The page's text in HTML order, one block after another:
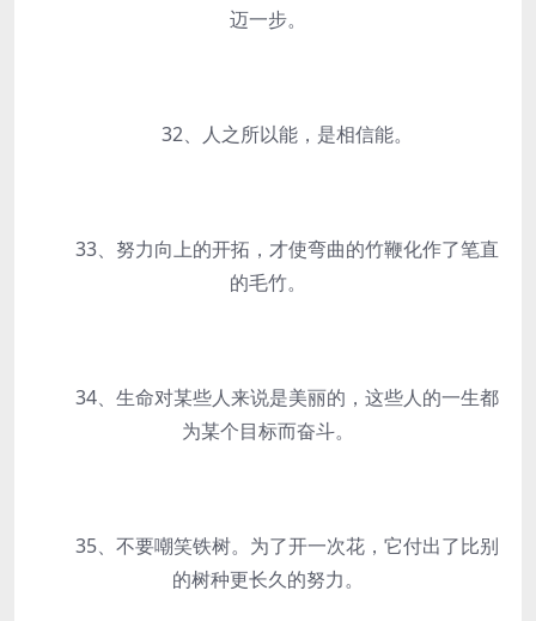
迈一步。
32、人之所以能，是相信能。
33、努力向上的开拓，才使弯曲的竹鞭化作了笔直
的毛竹。
34、生命对某些人来说是美丽的，这些人的一生都
为某个目标而奋斗。
35、不要嘲笑铁树。为了开一次花，它付出了比别
的树种更长久的努力。